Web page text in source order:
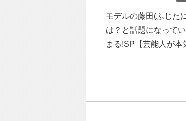
モデルの藤田(ふじた
は？と話題になって
まる!SP【芸能人が本